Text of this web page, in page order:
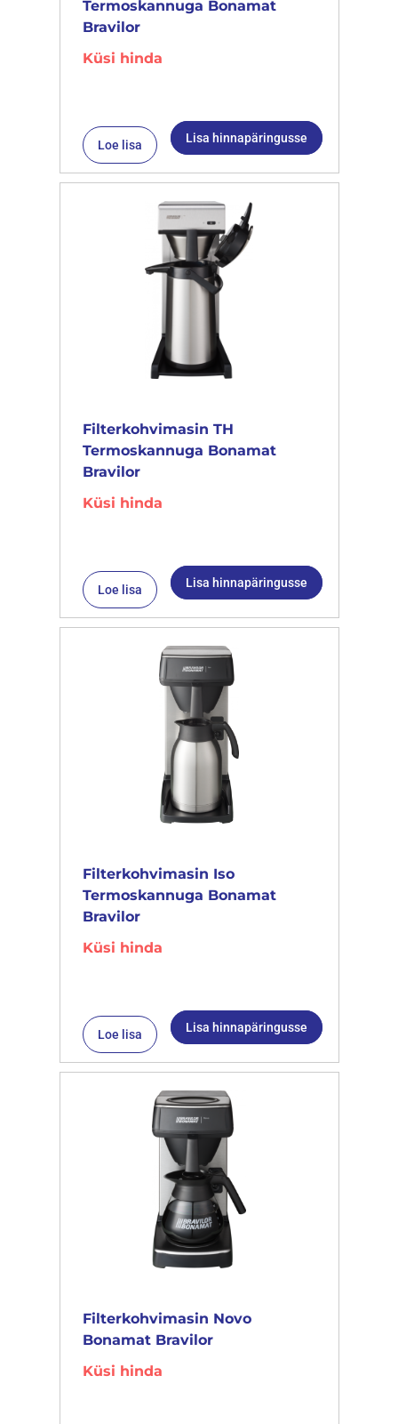
Termoskannuga Bonamat
Bravilor
Küsi hinda
Loe lisa Lisa hinnapäringusse
Filterkohvimasin TH
Termoskannuga Bonamat
Bravilor
Küsi hinda
Loe lisa Lisa hinnapäringusse
Filterkohvimasin Iso
Termoskannuga Bonamat
Bravilor
Küsi hinda
Loe lisa Lisa hinnapäringusse
Filterkohvimasin Novo
Bonamat Bravilor
Küsi hinda